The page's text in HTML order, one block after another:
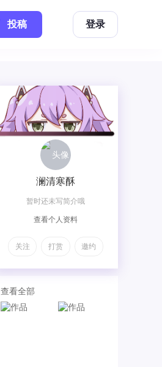
投稿 登录
澜清寒酥
暂时还未写简介哦
查看个人资料
关注 打赏 邀约
查看全部